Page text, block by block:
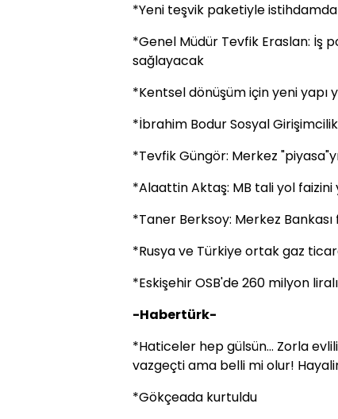
*Yeni teşvik paketiyle
*Genel Müdür Tevfik Eraslan: İş
sağlayacak
*Kentsel dönüşüm için yeni yapı
*İbrahim Bodur Sosyal
*Tevfik Güngör: Merkez
*Alaattin Aktaş: MB tali yol faizini
*Taner Berksoy: Merkez Bankası
*Rusya ve Türkiye ortak gaz
*Eskişehir OSB'de 260 milyon
-Habertürk-
*Haticeler hep gülsün... Zorla
vazgeçti ama belli mi olur!
*Gökçeada kurtuldu